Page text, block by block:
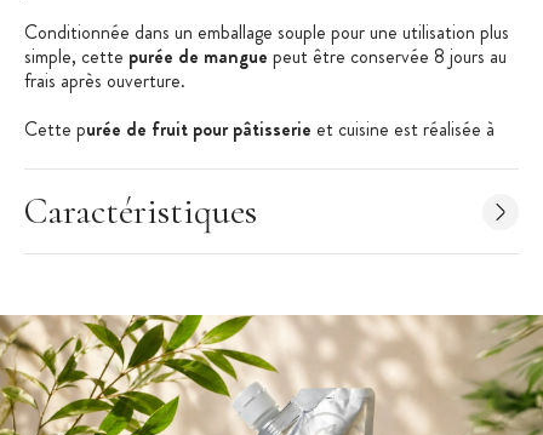
Conditionnée dans un emballage souple pour une utilisation plus
simple, cette purée de mangue peut être conservée 8 jours au
frais après ouverture.
Cette purée de fruit pour pâtisserie et cuisine est réalisée à
pasteurisation qui respecte la saveur des fruits.
Caractéristiques de la purée de mangue :
Composition : mangue 90%, sucre 10%
Purée de mangue tamisée pour une utilisation au siphon
(veillez à secouer au préalable l’emballage)
Emballage souple pratique et stable
Caractéristiques